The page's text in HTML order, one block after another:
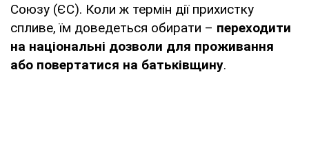
Союзу (ЄС). Коли ж термін дії прихистку
спливе, їм доведеться обирати – переходити
на національні дозволи для проживання
або повертатися на батьківщину.